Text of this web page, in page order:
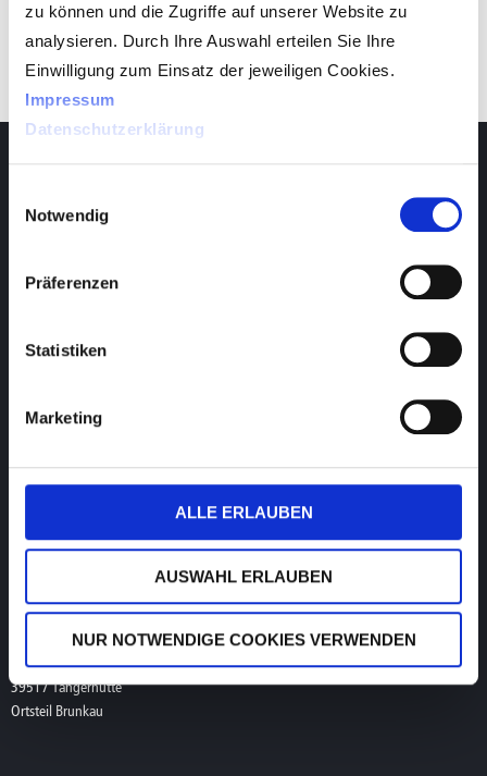
zu können und die Zugriffe auf unserer Website zu
analysieren. Durch Ihre Auswahl erteilen Sie Ihre
Einwilligung zum Einsatz der jeweiligen Cookies.
Impressum
Datenschutzerklärung
Notwendig
Präferenzen
Statistiken
Marketing
ALLE ERLAUBEN
AUSWAHL ERLAUBEN
NUR NOTWENDIGE COOKIES VERWENDEN
IHK-Presseartikel
Montag bis Freitag
F. +49 (0) 39361-969-475
9 – 17 Uhr
visuSolution GmbH
Lüderitzer Weg 6
39517 Tangerhütte
Ortsteil Brunkau